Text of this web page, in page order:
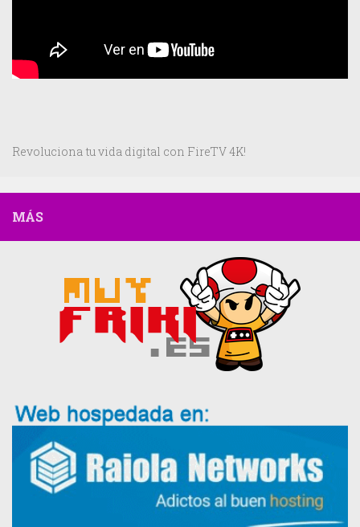
Revoluciona tu vida digital con FireTV 4K!
MÁS